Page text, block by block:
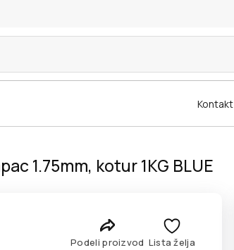
Kontakt
1.75mm, kotur 1KG BLUE
Podeli proizvod Lista želja